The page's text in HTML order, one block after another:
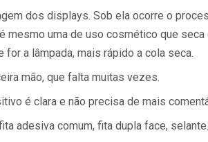
dos displays. Sob ela ocorre o
mesmo uma de uso cosmético que
for a lâmpada, mais rápido a cola seca.
mão, que falta muitas vezes.
é clara e não precisa de mais
adesiva comum, fita dupla face, selante.